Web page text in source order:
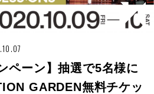
ペーン】抽選で5名様に
GARDEN無料チケッ